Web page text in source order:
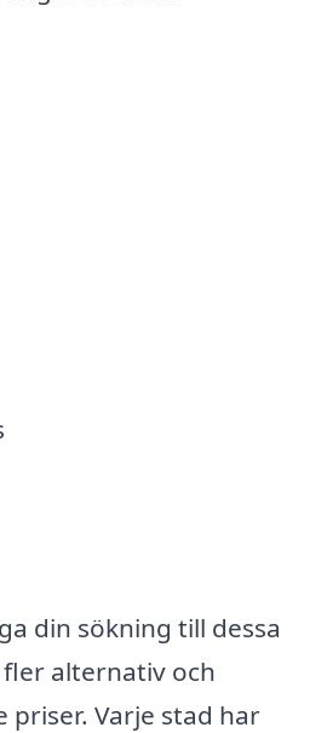
din sökning till dessa
alternativ och
Varje stad har